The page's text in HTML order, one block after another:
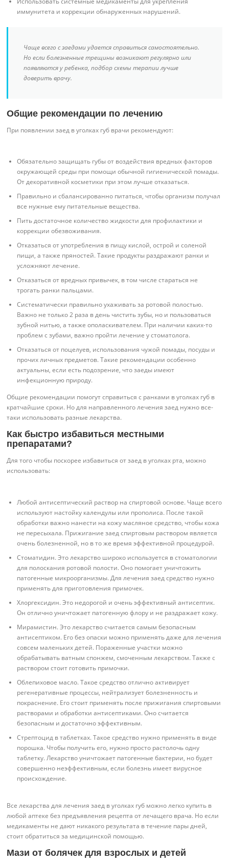
иммунитета и коррекции обнаруженных нарушений.
Чаще всего с заедами удается справиться самостоятельно.
Но если болезненные трещины возникают регулярно или
появляются у ребенка, подбор схемы терапии лучше
доверить врачу.
Общие рекомендации по лечению
При появлении заед в уголках губ врачи рекомендуют:
Обязательно защищать губы от воздействия вредных факторов
окружающей среды при помощи обычной гигиенической помады.
От декоративной косметики при этом лучше отказаться.
Правильно и сбалансированно питаться, чтобы организм получал
все нужные ему питательные вещества.
Пить достаточное количество жидкости для профилактики и
коррекции обезвоживания.
Отказаться от употребления в пищу кислой, острой и соленой
пищи, а также пряностей. Такие продукты раздражают ранки и
усложняют лечение.
Отказаться от вредных привычек, в том числе стараться не
трогать ранки пальцами.
Систематически правильно ухаживать за ротовой полостью.
Важно не только 2 раза в день чистить зубы, но и пользоваться
зубной нитью, а также ополаскивателем. При наличии каких-то
проблем с зубами, важно пройти лечение у стоматолога.
Отказаться от поцелуев, использования чужой помады, посуды и
прочих личных предметов. Такие рекомендации особенно
актуальны, если есть подозрение, что заеды имеют
инфекционную природу.
Общие рекомендации помогут справиться с ранками в уголках губ в
кратчайшие сроки. Но для направленного лечения заед нужно все-
таки использовать разные лекарства.
Как быстро избавиться местными
препаратами?
Для того чтобы поскорее избавиться от заед в уголках рта, можно
использовать:
Любой антисептический раствор на спиртовой основе. Чаще всего
используют настойку календулы или прополиса. После такой
обработки важно нанести на кожу масляное средство, чтобы кожа
не пересыхала. Прижигание заед спиртовым раствором является
очень болезненной, но в то же время эффективной процедурой.
Стоматидин. Это лекарство широко используется в стоматологии
для полоскания ротовой полости. Оно помогает уничтожить
патогенные микроорганизмы. Для лечения заед средство нужно
применять для приготовления примочек.
Хлоргексидин. Это недорогой и очень эффективный антисептик.
Он отлично уничтожает патогенную флору и не раздражает кожу.
Мирамистин. Это лекарство считается самым безопасным
антисептиком. Его без опаски можно применять даже для лечения
совсем маленьких детей. Пораженные участки можно
обрабатывать ватным спонжем, смоченным лекарством. Также с
раствором стоит готовить примочки.
Облепиховое масло. Такое средство отлично активирует
регенеративные процессы, нейтрализует болезненность и
покраснение. Его стоит применять после прижигания спиртовыми
растворами и обработки антисептиками. Оно считается
безопасным и достаточно эффективным.
Стрептоцид в таблетках. Такое средство нужно применять в виде
порошка. Чтобы получить его, нужно просто растолочь одну
таблетку. Лекарство уничтожает патогенные бактерии, но будет
совершенно неэффективным, если болезнь имеет вирусное
происхождение.
Все лекарства для лечения заед в уголках губ можно легко купить в
любой аптеке без предъявления рецепта от лечащего врача. Но если
медикаменты не дают никакого результата в течение пары дней,
стоит обратиться за медицинской помощью.
Мази от болячек для взрослых и детей